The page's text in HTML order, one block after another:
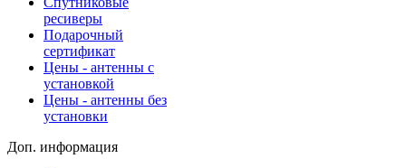
ресиверы
Подарочный
сертификат
Цены - антенны с
установкой
Цены - антенны без
установки
Доп. информация